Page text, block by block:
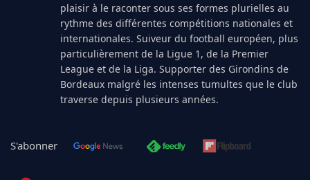
plaisir à le raconter sous ses formes plurielles au
rythme des différentes compétitions nationales et
internationales. Suiveur du football européen, plus
particulièrement de la Ligue 1, de la Premier
League et de la Liga. Supporter des Girondins de
Bordeaux malgré les intenses tumultes que le club
traverse depuis plusieurs années.
S'abonner